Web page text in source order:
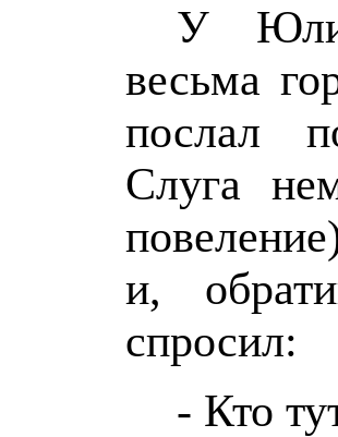
У
весьма
послал
Слуга
и,
спросил:
- Кто